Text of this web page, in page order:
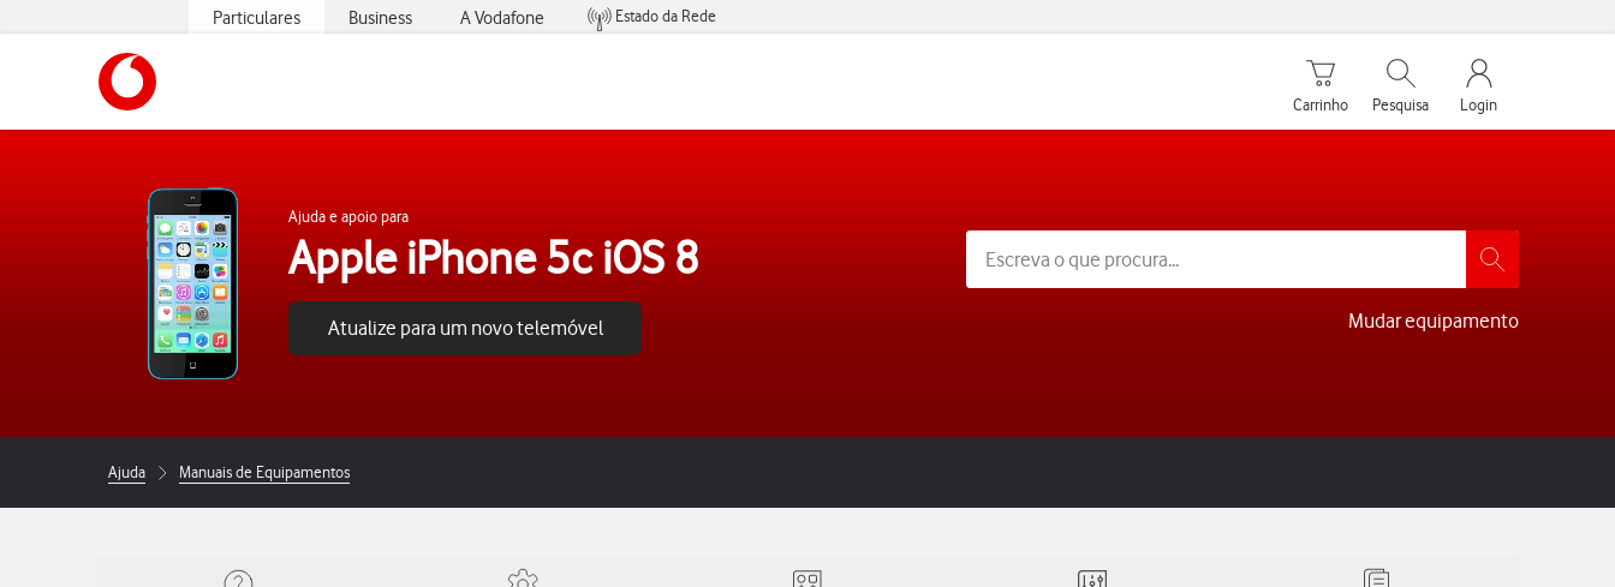
Particulares Business A Vodafone
Estado da Rede
Carrinho de compras
Carrinho
Pesquisar
Pesquisa
My Vodafone
Login
Ajuda e apoio para
Apple iPhone 5c iOS 8
Atualize para um novo telemóvel Mudar equipamento
Ajuda Manuais de Equipamentos